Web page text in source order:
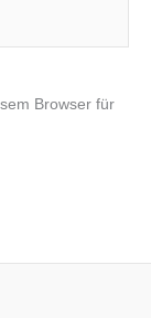
Browser für